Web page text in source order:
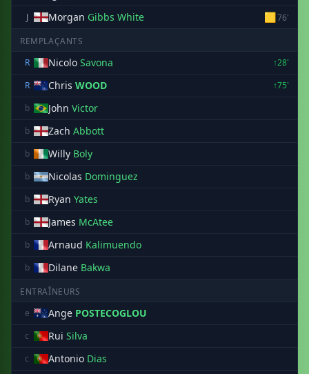
J
Morgan Gibbs White 🟨76'
REMPLAÇANTS
R
Nicolo Savona
↑28'
R
Chris WOOD
↑75'
b
John Victor
b Zach Abbott
b Willy Boly
b Nicolas Dominguez
b Ryan Yates
b James McAtee
b Arnaud Kalimuendo
b Dilane Bakwa
ENTRAÎNEURS
e
Ange POSTECOGLOU
c Rui Silva
c Antonio Dias